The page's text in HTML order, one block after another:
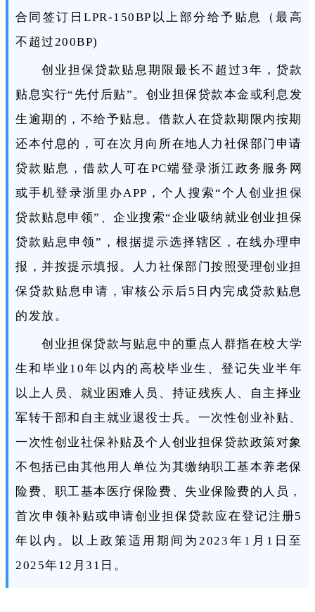
合同签订日LPR-150BP以上部分给予贴息（最高
不超过200BP)
创业担保贷款贴息期限最长不超过3年，贷款
贴息实行“先付后贴”。创业担保贷款本金或利息发
生逾期的，不给予贴息。借款人在贷款期限内按期
还本付息的，可在次月向所在地人力社保部门申请
贷款贴息，借款人可在PC端登录浙江政务服务网
或手机登录浙里办APP，个人搜索“个人创业担保
贷款贴息申领”、企业搜索“企业吸纳就业创业担保
贷款贴息申领”，根据提示选择辖区，在线办理申
报，并按提示填报。人力社保部门按照受理创业担
保贷款贴息申请，审核公示后5日内完成贷款贴息
的发放。
创业担保贷款与贴息中的重点人群指在校大学
生和毕业10年以内的高校毕业生、登记失业半年
以上人员、就业困难人员、持证残疾人、自主择业
军转干部和自主就业退役士兵。一次性创业补贴、
一次性创业社保补贴及个人创业担保贷款政策对象
不包括已由其他用人单位为其缴纳职工基本养老保
险费、职工基本医疗保险费、失业保险费的人员，
首次申领补贴或申请创业担保贷款应在登记注册5
年以内。以上政策适用期间为2023年1月1日至
2025年12月31日。